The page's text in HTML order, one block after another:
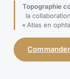
Topographie
la
« Atlas en